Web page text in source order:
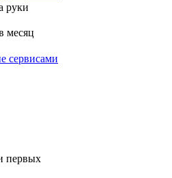
руки
месяц
сервисами
первых